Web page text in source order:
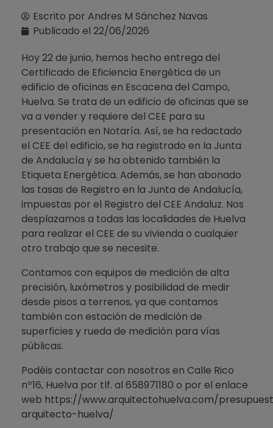
Escrito por Andres M Sánchez Navas
Publicado el 22/06/2026
Hoy 22 de junio, hemos hecho entrega del
Certificado de Eficiencia Energética de un
edificio de oficinas en Escacena del Campo,
Huelva. Se trata de un edificio de oficinas que se
va a vender y requiere del CEE para su
presentación en Notaría. Así, se ha redactado
el CEE del edificio, se ha registrado en la Junta
de Andalucía y se ha obtenido también la
Etiqueta Energética. Además, se han abonado
las tasas de Registro en la Junta de Andalucía,
impuestas por el Registro del CEE Andaluz. Nos
desplazamos a todas las localidades de Huelva
para realizar el CEE de su vivienda o cualquier
otro trabajo que se necesite.
Contamos con equipos de medición de alta
precisión, luxómetros y posibilidad de medir
desde pisos a terrenos, ya que contamos
también con estación de medición de
superficies y rueda de medición para vías
públicas.
Podéis contactar con nosotros en Calle Rico
nº16, Huelva por tlf. al 658971180 o por el enlace
web https://www.arquitectohuelva.com/
arquitecto-huelva/